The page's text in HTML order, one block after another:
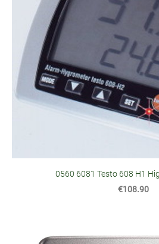
0560 6081 Testo 608 H1
€108.90